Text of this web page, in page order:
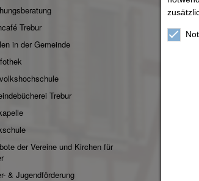
Trebur
in der Gemeinde
Trebur
der Vereine und Kirchen für
& Jugendförderung